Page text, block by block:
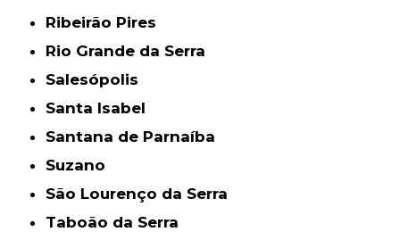
Ribeirão Pires
Rio Grande da Serra
Salesópolis
Santa Isabel
Santana de Parnaíba
Suzano
São Lourenço da Serra
Taboão da Serra